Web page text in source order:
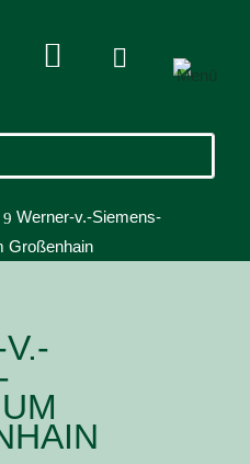
 
9 Werner-v.-Siemens-
Großenhain